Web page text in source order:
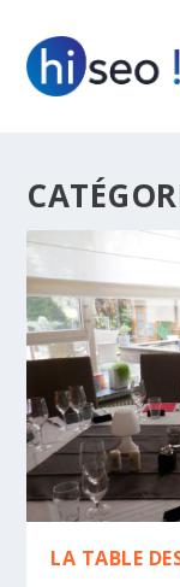
LA TABLE